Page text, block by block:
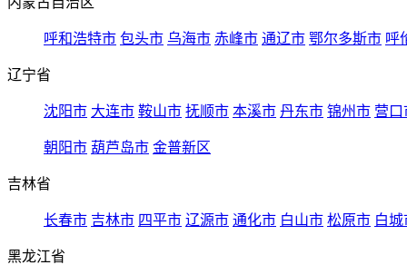
呼和浩特市 包头市 乌海市 赤峰市 通辽市 鄂尔多斯市 呼
辽宁省
沈阳市 大连市 鞍山市 抚顺市 本溪市 丹东市 锦州市 营口
朝阳市 葫芦岛市 金普新区
吉林省
长春市 吉林市 四平市 辽源市 通化市 白山市 松原市 白城
黑龙江省